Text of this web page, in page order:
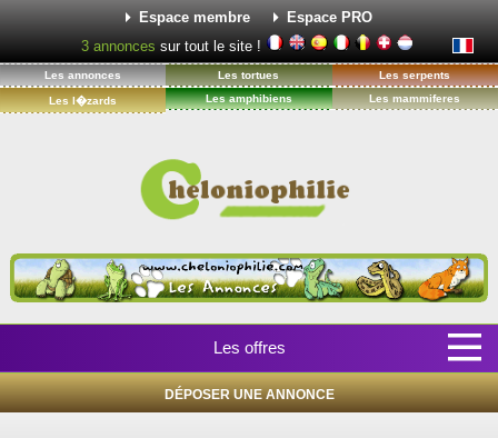
Espace membre
Espace PRO
3 annonces sur tout le site !
Les annonces Les tortues Les serpents
Les l�zards Les amphibiens Les mammiferes
Les offres
DÉPOSER UNE ANNONCE